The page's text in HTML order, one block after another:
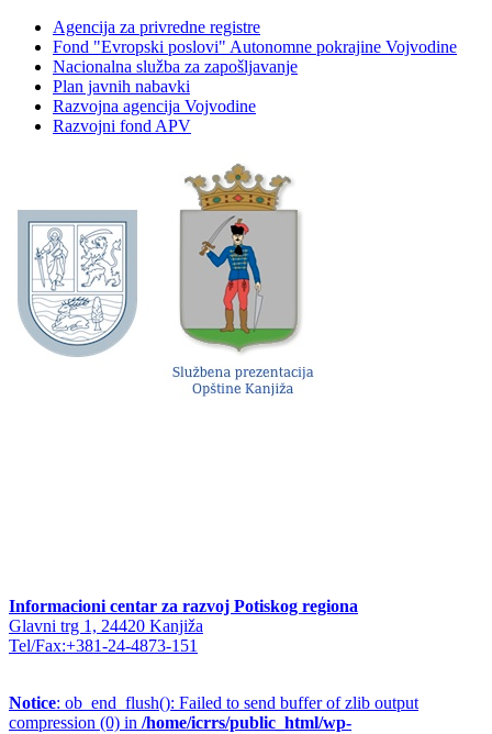
Agencija za privredne registre
Fond "Evropski poslovi" Autonomne pokrajine Vojvodine
Nacionalna služba za zapošljavanje
Plan javnih nabavki
Razvojna agencija Vojvodine
Razvojni fond APV
Informacioni centar za razvoj Potiskog regiona
Glavni trg 1, 24420 Kanjiža
Tel/Fax:+381-24-4873-151
Notice: ob_end_flush(): Failed to send buffer of zlib output
compression (0) in /home/icrrs/public_html/wp-